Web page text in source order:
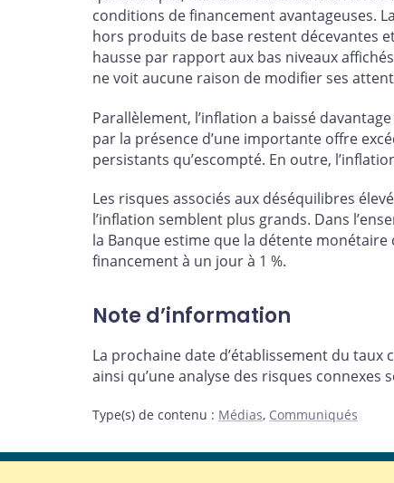
conditions de financement avantageuses.
hors produits de base restent décevantes
hausse par rapport aux bas niveaux
ne voit aucune raison de modifier ses
Parallèlement, l’inflation a baissé
par la présence d’une importante offre
persistants qu’escompté. En outre,
Les risques associés aux déséquilibres
l’inflation semblent plus grands. Dans
la Banque estime que la détente
financement à un jour à 1 %.
Note d’information
La prochaine date d’établissement du taux
ainsi qu’une analyse des risques connexes
Type(s) de contenu : Médias, Communiqués